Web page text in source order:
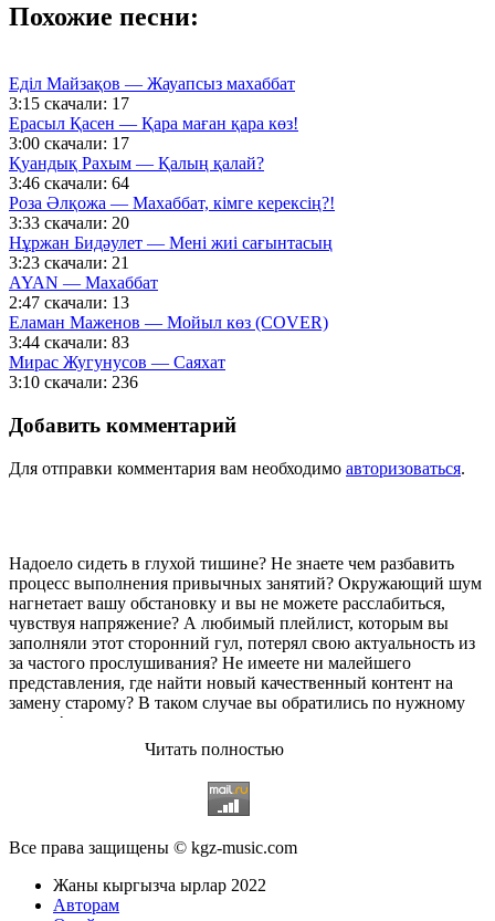
Похожие песни:
Еділ Майзақов — Жауапсыз махаббат
3:15 скачали: 17
Ерасыл Қасен — Қара маған қара көз!
3:00 скачали: 17
Қуандық Рахым — Қалың қалай?
3:46 скачали: 64
Роза Әлқожа — Махаббат, кімге керексің?!
3:33 скачали: 20
Нұржан Бидәулет — Мені жиі сағынтасың
3:23 скачали: 21
AYAN — Махаббат
2:47 скачали: 13
Еламан Маженов — Мойыл көз (COVER)
3:44 скачали: 83
Мирас Жугунусов — Саяхат
3:10 скачали: 236
Добавить комментарий
Для отправки комментария вам необходимо авторизоваться.
Надоело сидеть в глухой тишине? Не знаете чем разбавить
процесс выполнения привычных занятий? Окружающий шум
нагнетает вашу обстановку и вы не можете расслабиться,
чувствуя напряжение? А любимый плейлист, которым вы
заполняли этот сторонний гул, потерял свою актуальность из
за частого прослушивания? Не имеете ни малейшего
представления, где найти новый качественный контент на
замену старому? В таком случае вы обратились по нужному
адресу!
Музыкальный портал KGZ Musicс большой радостью
приветствует своих старых и новых слушателей! Специально
для вас мы заготовили чудесную подборку самых лучших
песен всех времён во всех жанровых стилистиках. Огромное
количество старых и новых треков, самые востребованные и
популярные композиции отечественных и зарубежных
исполнителей на музыкальном портале KGZ Music!
Мы предоставляем вашему вниманию богатую коллекцию
Читать полностью
Все права защищены © kgz-music.com
Жаны кыргызча ырлар 2022
Авторам